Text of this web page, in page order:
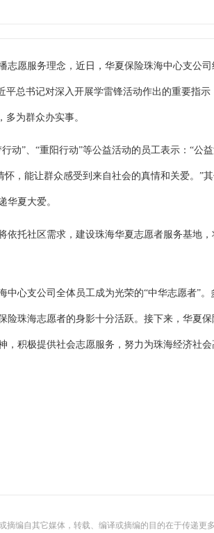
志愿服务理念， 近日， 华夏保险珠海中心支公司
平总书记对深入开展学雷锋活动作出的重要指示
为群众办实事。
动”、“重阳行动”等公益活动的员工表示：“公
，能让群众感受到来自社会的真情和关爱。”
华夏大爱。
依托社区需求，建设珠海华夏志愿者服务基地，
中心支公司全体员工成为光荣的“中华志愿者”。
险珠海志愿者的身影十分活跃。接下来，华夏保
，积极提供社会志愿服务，努力为珠海经济社会
编自其它媒体，转载、编译或摘编的目的在于传递更